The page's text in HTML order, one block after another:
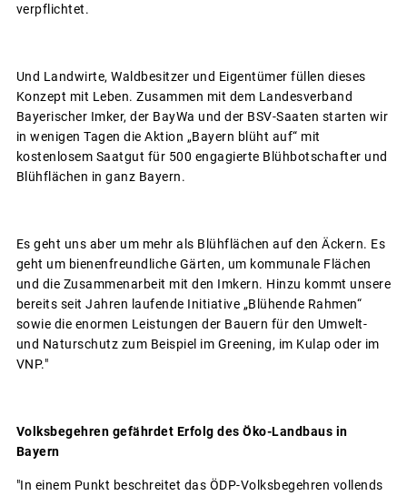
verpflichtet.
Und Landwirte, Waldbesitzer und Eigentümer füllen dieses
Konzept mit Leben. Zusammen mit dem Landesverband
Bayerischer Imker, der BayWa und der BSV-Saaten starten wir
in wenigen Tagen die Aktion „Bayern blüht auf“ mit
kostenlosem Saatgut für 500 engagierte Blühbotschafter und
Blühflächen in ganz Bayern.
Es geht uns aber um mehr als Blühflächen auf den Äckern. Es
geht um bienenfreundliche Gärten, um kommunale Flächen
und die Zusammenarbeit mit den Imkern. Hinzu kommt unsere
bereits seit Jahren laufende Initiative „Blühende Rahmen“
sowie die enormen Leistungen der Bauern für den Umwelt-
und Naturschutz zum Beispiel im Greening, im Kulap oder im
VNP."
Volksbegehren gefährdet Erfolg des Öko-Landbaus in
Bayern
"In einem Punkt beschreitet das ÖDP-Volksbegehren vollends